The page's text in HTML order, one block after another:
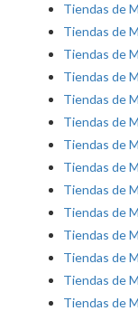
Tiendas de
Tiendas de
Tiendas de
Tiendas de
Tiendas de
Tiendas de
Tiendas de
Tiendas de
Tiendas de
Tiendas de
Tiendas de
Tiendas de
Tiendas de
Tiendas de